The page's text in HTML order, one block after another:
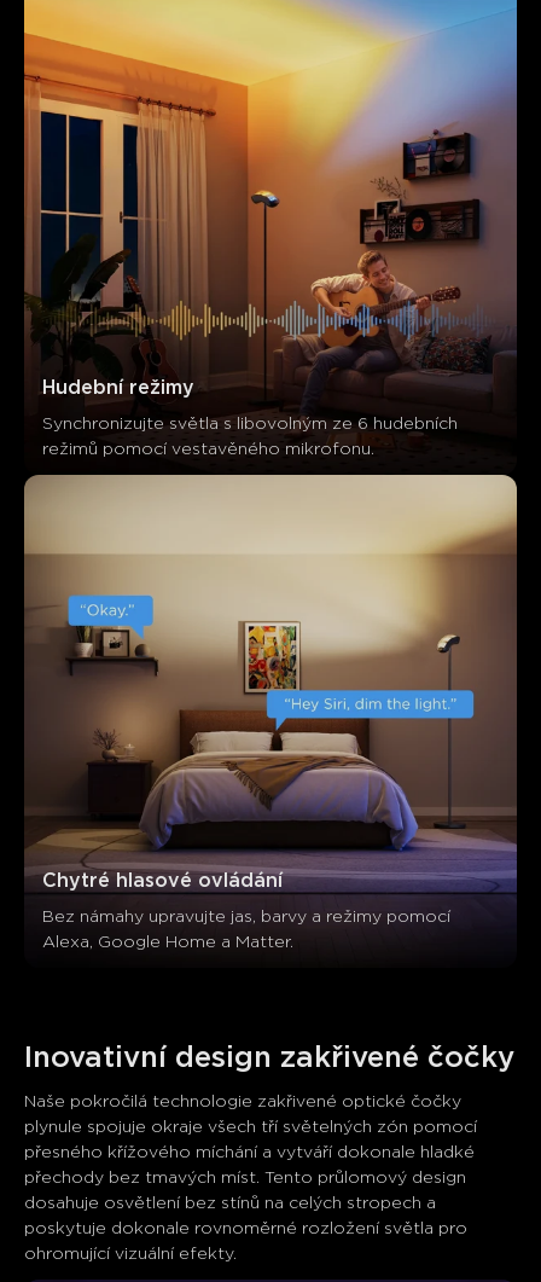
Hudební režimy
Synchronizujte světla s libovolným ze 6 hudebních
režimů pomocí vestavěného mikrofonu.
Chytré hlasové ovládání
Bez námahy upravujte jas, barvy a režimy pomocí
Alexa, Google Home a Matter.
Inovativní design zakřivené čočky
Naše pokročilá technologie zakřivené optické čočky
plynule spojuje okraje všech tří světelných zón pomocí
přesného křížového míchání a vytváří dokonale hladké
přechody bez tmavých míst. Tento průlomový design
dosahuje osvětlení bez stínů na celých stropech a
poskytuje dokonale rovnoměrné rozložení světla pro
ohromující vizuální efekty.